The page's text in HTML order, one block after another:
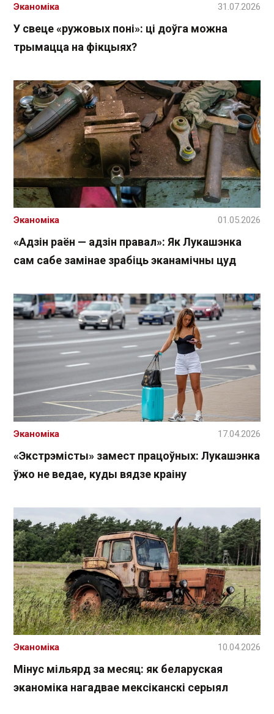
У свеце «ружовых поні»: ці доўга можна
трымацца на фікцыях?
Эканоміка 31.07.2026
«Адзін раён — адзін правал»: Як Лукашэнка
сам сабе замінае зрабіць эканамічны цуд
Эканоміка 01.05.2026
«Экстрэмісты» замест працоўных: Лукашэнка
ўжо не ведае, куды вядзе краіну
Эканоміка 17.04.2026
Мінус мільярд за месяц: як беларуская
эканоміка нагадвае мексіканскі серыял
Эканоміка 10.04.2026